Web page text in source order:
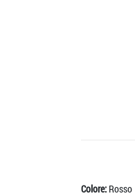
Colore: Rosso